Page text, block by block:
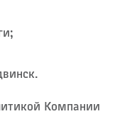
Компании